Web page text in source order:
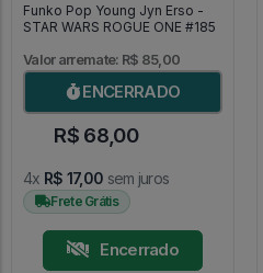
Funko Pop Young Jyn Erso -
STAR WARS ROGUE ONE #185
Valor arremate: R$ 85,00
ENCERRADO
R$ 68,00
4x R$ 17,00 sem juros
Frete Grátis
Encerrado